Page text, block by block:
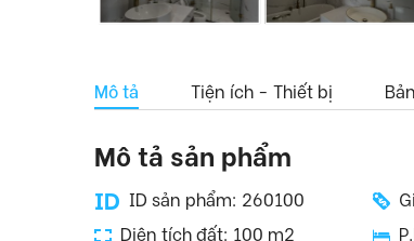
Mô tả Tiện ích - Thiết bị
Mô tả sản phẩm
ID sản phẩm: 260100
Diện tích đất: 100 m2